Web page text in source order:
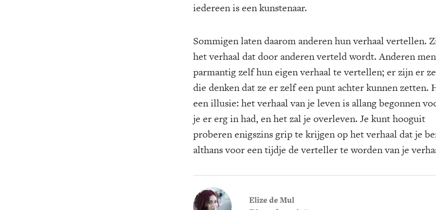
iedereen is een kunstenaar.
Sommigen laten daarom anderen hun verhaal vertellen.
het verhaal dat door anderen verteld wordt. Anderen
parmantig zelf hun eigen verhaal te vertellen; er zijn er
die denken dat ze er zelf een punt achter kunnen zetten.
een illusie: het verhaal van je leven is allang begonnen
je er erg in had, en het zal je overleven. Je kunt hooguit
proberen enigszins grip te krijgen op het verhaal dat je
althans voor een tijdje de verteller te worden van je
Elize de Mul